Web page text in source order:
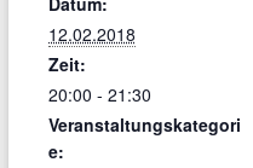
12.02.2018
Zeit:
20:00 - 21:30
Veranstaltungskategori
e: